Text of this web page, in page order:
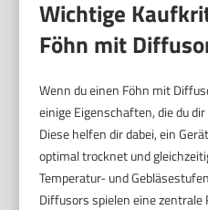
Wichtige
Föhn mit
Wenn du einen Föhn mit
einige Eigenschaften, die du
Diese helfen dir dabei, ein
optimal trocknet und
Temperatur- und
Diffusors spielen eine